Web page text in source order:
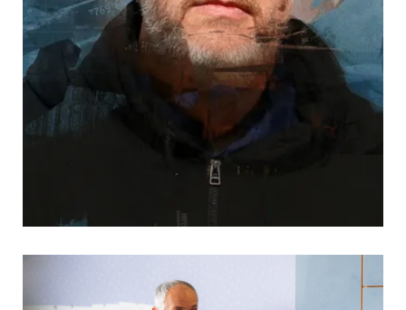
Culture & Loisirs
A deux semaines du ciné-débat, prenons un moment pour